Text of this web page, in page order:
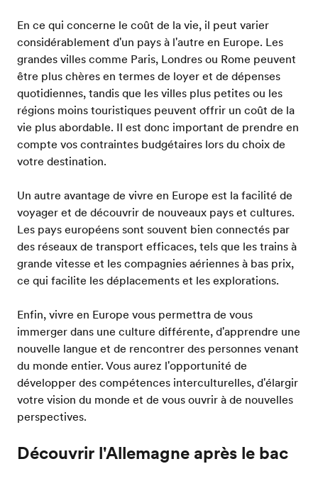
En ce qui concerne le coût de la vie, il peut varier
considérablement d'un pays à l'autre en Europe. Les
grandes villes comme Paris, Londres ou Rome peuvent
être plus chères en termes de loyer et de dépenses
quotidiennes, tandis que les villes plus petites ou les
régions moins touristiques peuvent offrir un coût de la
vie plus abordable. Il est donc important de prendre en
compte vos contraintes budgétaires lors du choix de
votre destination.
Un autre avantage de vivre en Europe est la facilité de
voyager et de découvrir de nouveaux pays et cultures.
Les pays européens sont souvent bien connectés par
des réseaux de transport efficaces, tels que les trains à
grande vitesse et les compagnies aériennes à bas prix,
ce qui facilite les déplacements et les explorations.
Enfin, vivre en Europe vous permettra de vous
immerger dans une culture différente, d'apprendre une
nouvelle langue et de rencontrer des personnes venant
du monde entier. Vous aurez l'opportunité de
développer des compétences interculturelles, d'élargir
votre vision du monde et de vous ouvrir à de nouvelles
perspectives.
Découvrir l'Allemagne après le bac